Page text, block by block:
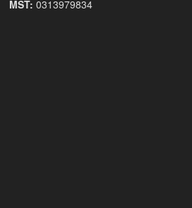
MST: 0313979834